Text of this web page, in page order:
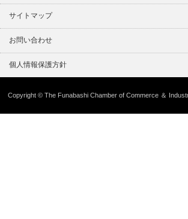
サイトマップ
お問い合わせ
個人情報保護方針
Copyright © The Funabashi Chamber of Commerce ＆